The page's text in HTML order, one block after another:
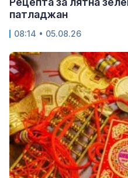
патладжан
08:14 • 05.08.26